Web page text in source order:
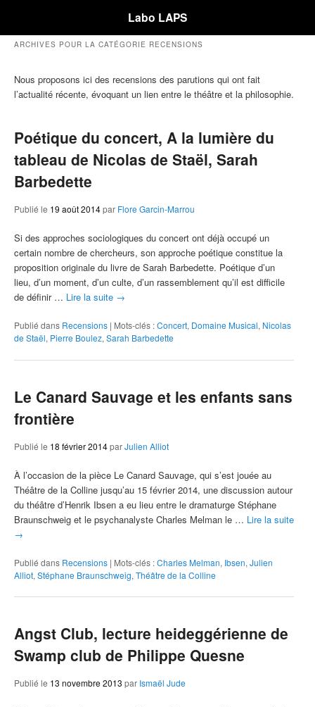
Labo LAPS
ARCHIVES POUR LA CATÉGORIE RECENSIONS
Nous proposons ici des recensions des parutions qui ont fait
l’actualité récente, évoquant un lien entre le théâtre et la philosophie.
Poétique du concert, A la lumière du
tableau de Nicolas de Staël, Sarah
Barbedette
Publié le 19 août 2014par Flore Garcin-Marrou
Si des approches sociologiques du concert ont déjà occupé un
certain nombre de chercheurs, son approche poétique constitue la
proposition originale du livre de Sarah Barbedette. Poétique d’un
lieu, d’un moment, d’un culte, d’un rassemblement qu’il est difficile
de définir … Lire la suite →
Publié dans Recensions | Mots-clés :Concert, Domaine Musical, Nicolas
de Staël, Pierre Boulez, Sarah Barbedette
Le Canard Sauvage et les enfants sans
frontière
Publié le 18 février 2014parJulien Alliot
À l’occasion de la pièce Le Canard Sauvage, qui s’est jouée au
Théâtre de la Colline jusqu’au 15 février 2014, une discussion autour
du théâtre d’Henrik Ibsen a eu lieu entre le dramaturge Stéphane
Braunschweig et le psychanalyste Charles Melman le … Lire la suite
→
Publié dans Recensions | Mots-clés :Charles Melman, Ibsen, Julien
Alliot, Stéphane Braunschweig, Théâtre de la Colline
Angst Club, lecture heideggérienne de
Swamp club de Philippe Quesne
Publié le 13 novembre 2013 par Ismaël Jude